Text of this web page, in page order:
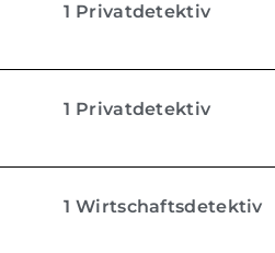
1 Privatdetektiv
1 Privatdetektiv
1 Wirtschaftsdetektiv